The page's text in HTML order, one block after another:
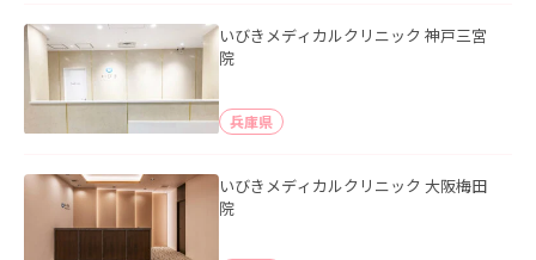
いびきメディカルクリニック 神戸三宮
院
兵庫県
いびきメディカルクリニック 大阪梅田
院